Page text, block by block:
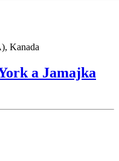
Kanada
a Jamajka